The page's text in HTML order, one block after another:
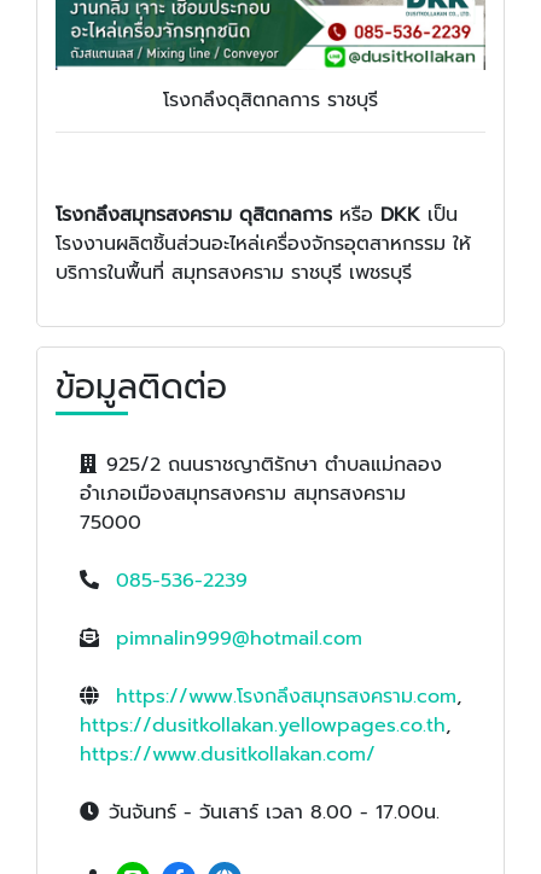
โรงกลึงดุสิตกลการ ราชบุรี
โรงกลึงสมุทรสงคราม ดุสิตกลการ หรือ DKK เป็น
โรงงานผลิตชิ้นส่วนอะไหล่เครื่องจักรอุตสาหกรรม ให้
บริการในพื้นที่ สมุทรสงคราม ราชบุรี เพชรบุรี
ข้อมูลติดต่อ
925/2 ถนนราชญาติรักษา ตำบลแม่กลอง
อำเภอเมืองสมุทรสงคราม สมุทรสงคราม
75000
085-536-2239
pimnalin999@hotmail.com
https://www.โรงกลึงสมุทรสงคราม.com,
https://dusitkollakan.yellowpages.co.th,
https://www.dusitkollakan.com/
วันจันทร์ - วันเสาร์ เวลา 8.00 - 17.00น.